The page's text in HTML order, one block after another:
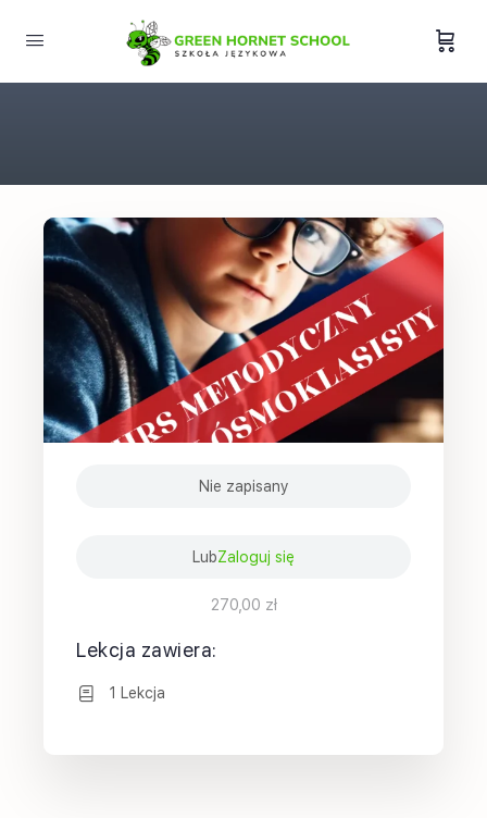
Nie zapisany
LubZaloguj się
270,00 zł
Lekcja zawiera:
1 Lekcja